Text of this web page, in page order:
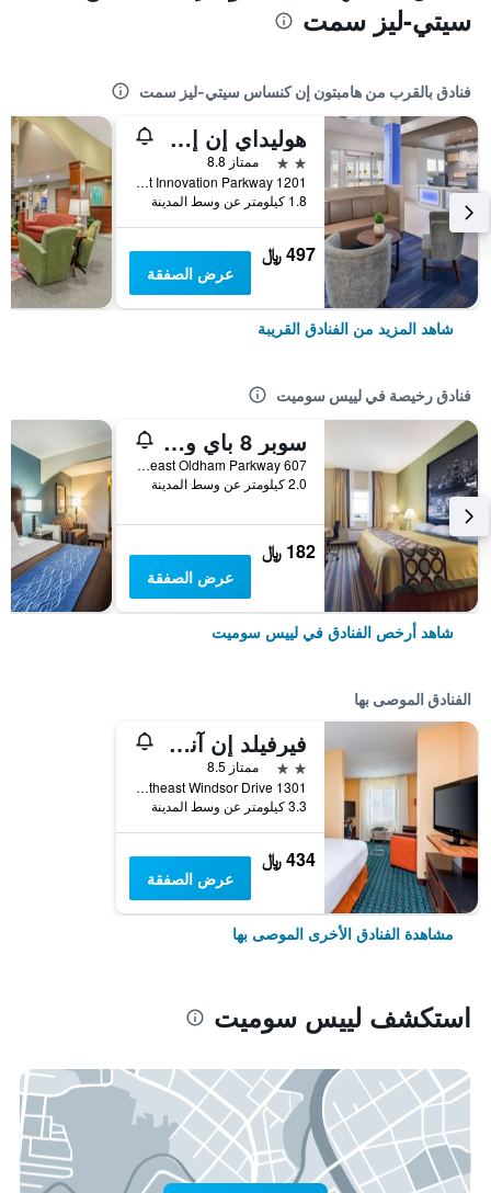
سيتي-ليز سمت
فنادق بالقرب من هامبتون إن كنساس سيتي-ليز سمت
هوليداي إن إكسبرس آند سويتس كانساس سيتي - ليز ساميت باي آيتش جي
2 نجمتين
ممتاز 8.8
1201 Northwest Innovation Parkway, لييس سوميت, MO, الولايات المتحدة الأميريكية
1.8 كيلومتر عن وسط المدينة
497 ﷼
عرض الصفقة
شاهد المزيد من الفنادق القريبة
فنادق رخيصة في لييس سوميت
سوبر 8 باي ويندام لي سامت
607 Southeast Oldham Parkway, لييس سوميت, MO, الولايات المتحدة الأميريكية
2.0 كيلومتر عن وسط المدينة
182 ﷼
عرض الصفقة
شاهد أرخص الفنادق في لييس سوميت
الفنادق الموصى بها
فيرفيلد إن آند سويتس كانساس سيتي ليز ساميت
2 نجمتين
ممتاز 8.5
1301 Northeast Windsor Drive, لييس سوميت, MO, الولايات المتحدة الأميريكية
3.3 كيلومتر عن وسط المدينة
434 ﷼
عرض الصفقة
مشاهدة الفنادق الأخرى الموصى بها
استكشف لييس سوميت